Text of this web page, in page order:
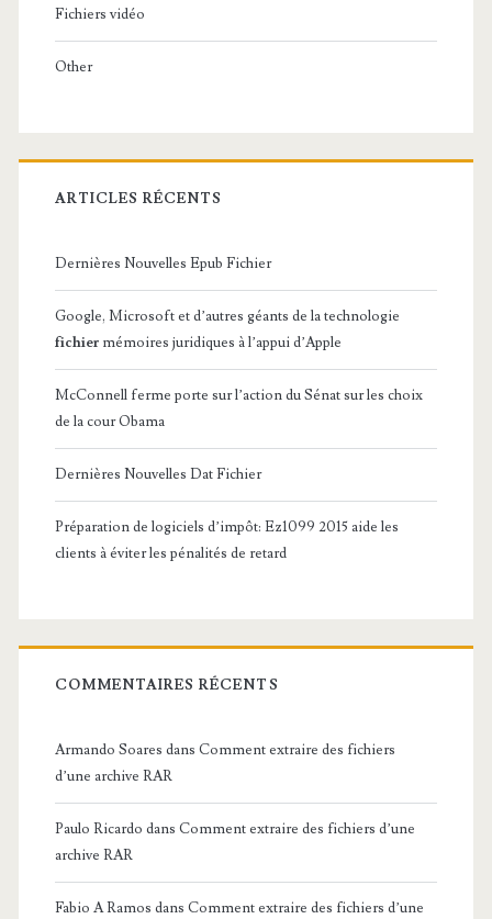
Fichiers vidéo
Other
ARTICLES RÉCENTS
Dernières Nouvelles Epub Fichier
Google, Microsoft et d’autres géants de la technologie
fichier mémoires juridiques à l’appui d’Apple
McConnell ferme porte sur l’action du Sénat sur les choix
de la cour Obama
Dernières Nouvelles Dat Fichier
Préparation de logiciels d’impôt: Ez1099 2015 aide les
clients à éviter les pénalités de retard
COMMENTAIRES RÉCENTS
Armando Soares dans Comment extraire des fichiers
d’une archive RAR
Paulo Ricardo dans Comment extraire des fichiers d’une
archive RAR
Fabio A Ramos dans Comment extraire des fichiers d’une